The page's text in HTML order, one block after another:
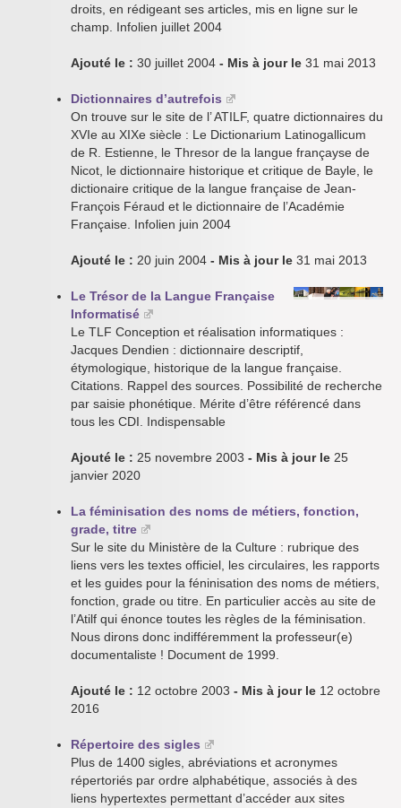
droits, en rédigeant ses articles, mis en ligne sur le
champ. Infolien juillet 2004
Ajouté le : 30 juillet 2004 - Mis à jour le 31 mai 2013
Dictionnaires d’autrefois
On trouve sur le site de l’ ATILF, quatre dictionnaires du
XVIe au XIXe siècle : Le Dictionarium Latinogallicum
de R. Estienne, le Thresor de la langue françayse de
Nicot, le dictionnaire historique et critique de Bayle, le
dictionaire critique de la langue française de Jean-
François Féraud et le dictionnaire de l’Académie
Française. Infolien juin 2004
Ajouté le : 20 juin 2004 - Mis à jour le 31 mai 2013
Le Trésor de la Langue Française
Informatisé
Le TLF Conception et réalisation informatiques :
Jacques Dendien : dictionnaire descriptif,
étymologique, historique de la langue française.
Citations. Rappel des sources. Possibilité de recherche
par saisie phonétique. Mérite d’être référencé dans
tous les CDI. Indispensable
Ajouté le : 25 novembre 2003 - Mis à jour le 25
janvier 2020
La féminisation des noms de métiers, fonction,
grade, titre
Sur le site du Ministère de la Culture : rubrique des
liens vers les textes officiel, les circulaires, les rapports
et les guides pour la féninisation des noms de métiers,
fonction, grade ou titre. En particulier accès au site de
l’Atilf qui énonce toutes les règles de la féminisation.
Nous dirons donc indifféremment la professeur(e)
documentaliste ! Document de 1999.
Ajouté le : 12 octobre 2003 - Mis à jour le 12 octobre
2016
Répertoire des sigles
Plus de 1400 sigles, abréviations et acronymes
répertoriés par ordre alphabétique, associés à des
liens hypertextes permettant d’accéder aux sites